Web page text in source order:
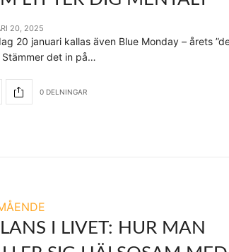
20, 2025
20 januari kallas även Blue Monday – årets
Stämmer det in på…
0 DELNINGAR
I LIVET: HUR MAN